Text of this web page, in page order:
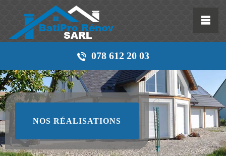
078 612 20 03
NOS RÉALISATIONS